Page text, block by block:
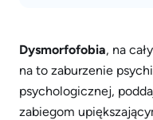
Dysmorfofobia, na
na to zaburzenie
psychologicznej,
zabiegom